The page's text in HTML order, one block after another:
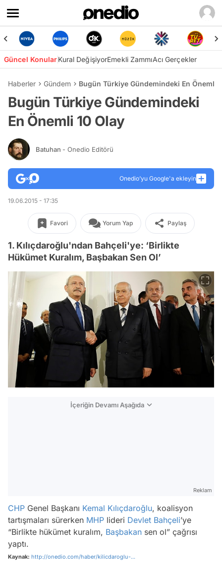
Güncel KonularKural DeğişiyorEmekli ZammıAcı Gerçekler
Haberler Gündem Bugün Türkiye Gündemindeki En Önemli
Bugün Türkiye Gündemindeki
En Önemli 10 Olay
Batuhan - Onedio Editörü
Onedio’yu Google'a ekleyin
19.06.2015 - 17:35
Favori Yorum Yap Paylaş
1. Kılıçdaroğlu'ndan Bahçeli'ye: ‘Birlikte
Hükümet Kuralım, Başbakan Sen Ol’
İçeriğin Devamı Aşağıda
Reklam
CHP Genel Başkanı Kemal Kılıçdaroğlu, koalisyon
tartışmaları sürerken MHP lideri Devlet Bahçeli’ye
“Birlikte hükümet kuralım, Başbakan sen ol” çağrısı
yaptı.
Kaynak: http://onedio.com/haber/kilicdaroglu-...